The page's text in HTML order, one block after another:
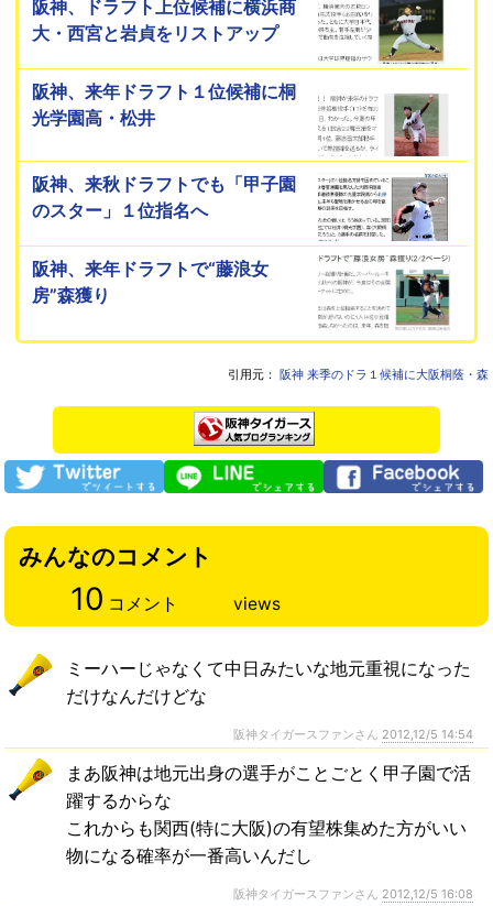
阪神、ドラフト上位候補に横浜商
大・西宮と岩貞をリストアップ
阪神、来年ドラフト１位候補に桐
光学園高・松井
阪神、来秋ドラフトでも「甲子園
のスター」１位指名へ
阪神、来年ドラフトで“藤浪女
房”森獲り
引用元： 阪神 来季のドラ１候補に大阪桐蔭・森
みんなのコメント
10 コメント views
ミーハーじゃなくて中日みたいな地元重視になった
だけなんだけどな
阪神タイガースファンさん 2012,12/5 14:54
まあ阪神は地元出身の選手がことごとく甲子園で活
躍するからな
これからも関西(特に大阪)の有望株集めた方がいい
物になる確率が一番高いんだし
阪神タイガースファンさん 2012,12/5 16:08